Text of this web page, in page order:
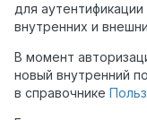
для
внутренних и
В момент
новый внутренний
в справочнике